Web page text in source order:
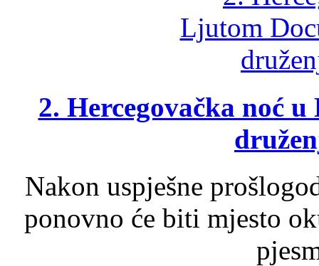
2. Hercegovačka noć
Nakon uspješne
ponovno će biti mjesto